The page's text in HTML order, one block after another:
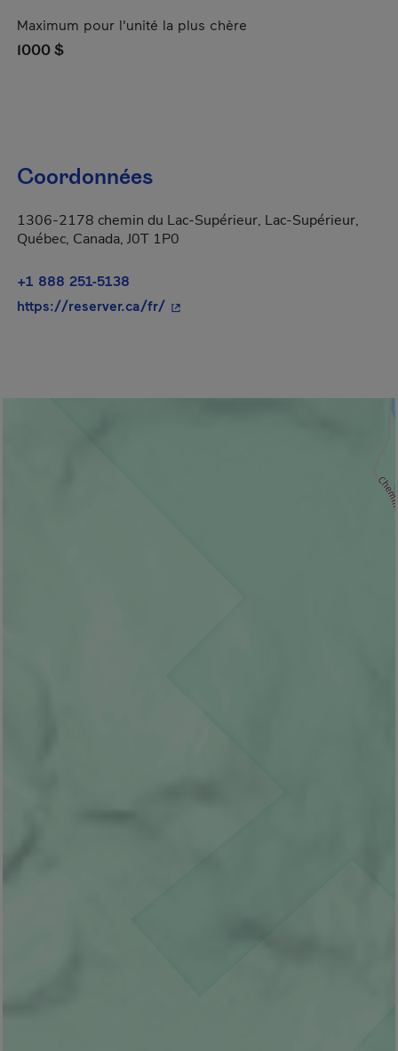
Maximum pour l'unité la plus chère
1000 $
Coordonnées
1306-2178 chemin du Lac-Supérieur, Lac-Supérieur,
Québec, Canada, J0T 1P0
+1 888 251-5138
https://reserver.ca/fr/- Cet hyperlien s'ouvrira dans